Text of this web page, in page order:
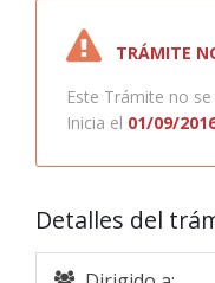
TRÁMITE
Este Trámite no
Inicia el 01/09/
Detalles del